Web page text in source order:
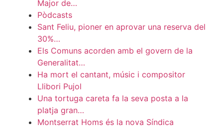
Major de…
Pòdcasts
Sant Feliu, pioner en aprovar una reserva del
30%…
Els Comuns acorden amb el govern de la
Generalitat…
Ha mort el cantant, músic i compositor
Llibori Pujol
Una tortuga careta fa la seva posta a la
platja gran…
Montserrat Homs és la nova Síndica